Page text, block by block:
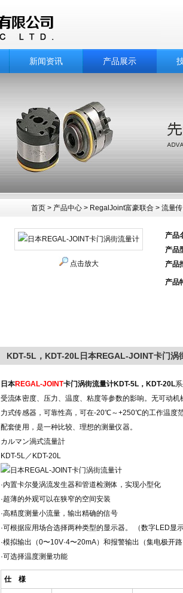
新闻资讯 产品展示
首页 > 产品中心 > RegalJoint富豪联合 > 流量
点击放大
产品
产品
产品
产品
KDT-5L，KDT-20L日本REGAL-JOINT卡门涡
日本REGAL-JOINT卡门涡街流量计KDT-5L，KDT-20L
受流体密度、压力、温度、粘度等参数的影响。无可动
力式传感器，可靠性高，可在-20℃～+250℃的工作温度
配套使用，是一种比较、理想的测量仪器。
カルマン渦式流量計
KDT-5L／KDT-20L
·内置卡尔曼涡流发生器和管道检测体，实现小型化
·超薄的外观可以在狭窄的空间安装
·高精度测量小流量，输出精确的信号
·可根据应用场合选择两种类型的显示器。 （数字LED显
·模拟输出（0〜10V·4〜20mA）和报警输出（集电极开
·可选择温度测量功能
仕 様